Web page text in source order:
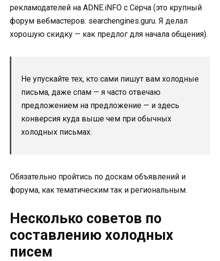
рекламодателей на ADNE.iNFO с Сёрча (это крупный
форум вебмастеров: searchengines.guru. Я делал
хорошую скидку — как предлог для начала общения).
Не упускайте тех, кто сами пишут вам холодные
письма, даже спам — я часто отвечаю
предложением на предложение — и здесь
конверсия куда выше чем при обычных
холодных письмах.
Обязательно пройтись по доскам объявлений и
форума, как тематическим так и региональным.
Несколько советов по
составлению холодных
писем